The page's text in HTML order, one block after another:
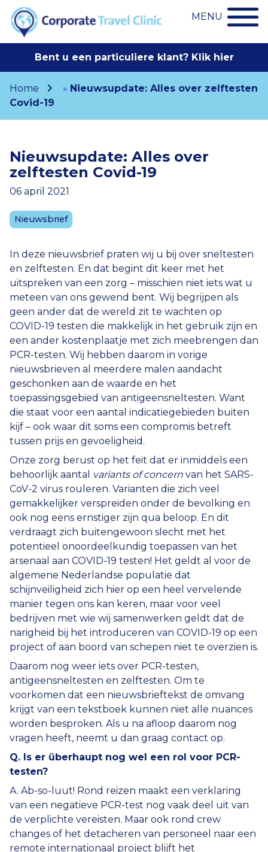
MENU
Bent u een particuliere klant? Klik hier
Home » Nieuwsupdate: Alles over zelftesten
Covid-19
Nieuwsupdate: Alles over
zelftesten Covid-19
06 april 2021
Nieuwsbrief
In deze nieuwsbrief praten wij u bij over sneltesten
en zelftesten. En dat begint dit keer met het
uitspreken van een zorg – misschien niet iets wat u
meteen van ons gewend bent. Wij begrijpen als
geen ander dat de wereld zit te wachten op
COVID-19 testen die makkelijk in het gebruik zijn en
een ander kostenplaatje met zich meebrengen dan
PCR-testen. Wij hebben daarom in vorige
nieuwsbrieven al meerdere malen aandacht
geschonken aan de waarde en het
toepassingsgebied van antigeensneltesten. Want
die staat voor een aantal indicatiegebieden buiten
kijf – ook waar dit soms een compromis betreft
tussen prijs en gevoeligheid.
Onze zorg berust op het feit dat er inmiddels een
behoorlijk aantal
variants of concern van het SARS-
CoV-2 virus rouleren. Varianten die zich veel
gemakkelijker verspreiden onder de bevolking en
ook nog eens ernstiger zijn qua beloop. En dit
verdraagt zich buitengewoon slecht met het
potentieel onoordeelkundig toepassen van het
arsenaal aan COVID-19 testen! Het geldt al voor de
algemene Nederlandse populatie dat
schijnveiligheid zich hier op een heel vervelende
manier tegen ons kan keren, maar voor veel
bedrijven met wie wij samenwerken geldt dat de
narigheid bij het introduceren van COVID-19 op een
project of aan boord van schepen niet te overzien is.
Daarom nog weer iets over PCR-testen,
antigeensneltesten en zelftesten. Om te
voorkomen dat een nieuwsbrieftekst de omvang
krijgt van een tekstboek kunnen niet alle nuances
worden besproken. Als u na afloop daarom nog
vragen heeft, neemt u dan graag contact op.
Q. Is er überhaupt nog wel een rol voor PCR-
testen?
A. Ab-so-luut! Rond reizen maakt een verklaring
van een negatieve PCR-test nog vaak deel uit van
de verplichte vereisten. Maar ook rond crew
changes of het detacheren van personeel naar een
remote internationaal project blijft het